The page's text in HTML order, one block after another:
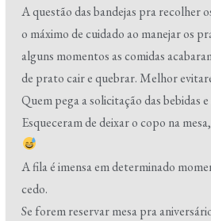
A questão das bandejas pra recolher
o máximo de cuidado ao manejar os
alguns momentos as comidas
de prato cair e quebrar. Melhor
Quem pega a solicitação das bebidas
Esqueceram de deixar o copo na
A fila é imensa em determinado
cedo.
Se forem reservar mesa pra